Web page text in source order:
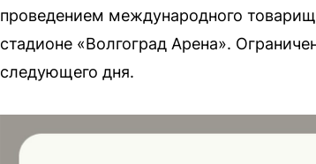
проведением международного
стадионе «Волгоград Арена».
следующего дня.